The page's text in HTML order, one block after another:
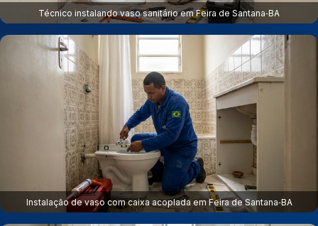
Técnico instalando vaso sanitário em Feira de Santana‑BA
Instalação de vaso com caixa acoplada em Feira de Santana‑BA